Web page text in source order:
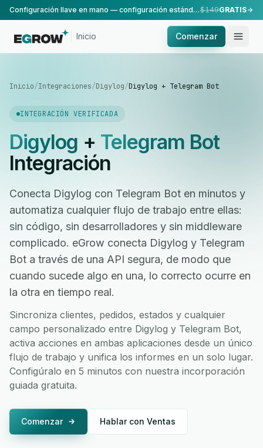
Configuración llave en mano — configuración estándar, realizada por nuestro equipo.$149GRATIS
Inicio Comenzar
Inicio/Integraciones/Digylog/Digylog + Telegram Bot
INTEGRACIÓN VERIFICADA
Digylog + Telegram Bot
Integración
Conecta Digylog con Telegram Bot en minutos y
automatiza cualquier flujo de trabajo entre ellas:
sin código, sin desarrolladores y sin middleware
complicado. eGrow conecta Digylog y Telegram
Bot a través de una API segura, de modo que
cuando sucede algo en una, lo correcto ocurre en
la otra en tiempo real.
Sincroniza clientes, pedidos, estados y cualquier
campo personalizado entre Digylog y Telegram Bot,
activa acciones en ambas aplicaciones desde un único
flujo de trabajo y unifica los informes en un solo lugar.
Configúralo en 5 minutos con nuestra incorporación
guiada gratuita.
Comenzar Hablar con Ventas